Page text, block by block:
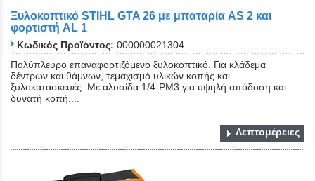
Ξυλοκοπτικό STIHL GTA 26 με μπαταρία AS 2 και
φορτιστή AL 1
Κωδικός Προϊόντος: 000000021304
Πολύπλευρο επαναφορτιζόμενο ξυλοκοπτικό. Για κλάδεμα
δέντρων και θάμνων, τεμαχισμό υλικών κοπής και
ξυλοκατασκευές. Με αλυσίδα 1/4-PM3 για υψηλή απόδοση και
δυνατή κοπή....
Λεπτομέρειες